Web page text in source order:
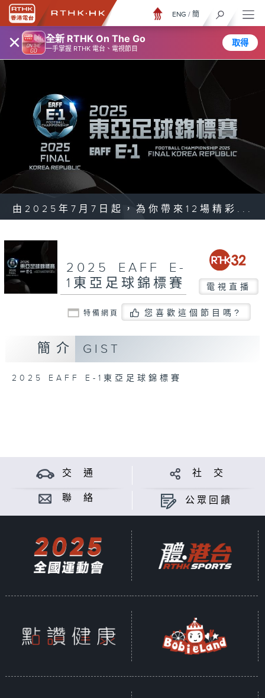
× 全新 RTHK On The Go
一手掌握 RTHK 電台、電視節目
取得
ENG / 簡
由2025年7月7日起，為你帶來12場精彩...
2025 EAFF E-
1東亞足球錦標賽
電視直播
特備網頁 您喜歡這個節目嗎?
簡介 GIST
2025 EAFF E-1東亞足球錦標賽
交 通 社 交
聯 絡 公眾回饋